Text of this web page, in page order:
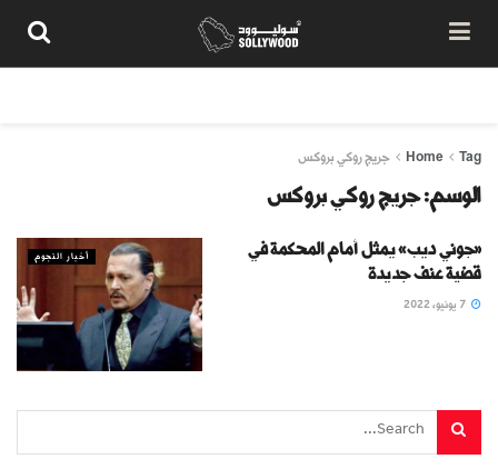
Home Tag جريج روكي بروكس
الوسم:جريج روكي بروكس
أخبار النجوم
«جوني ديب» يمثل أمام المحكمة في
قضية عنف جديدة